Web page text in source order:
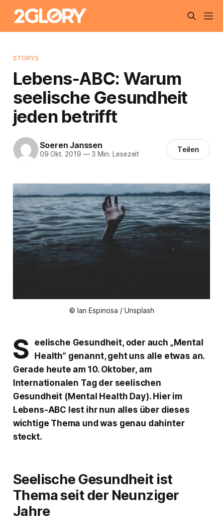
STORYS
Lebens-ABC: Warum
seelische Gesundheit
jeden betrifft
Soeren Janssen
09 Okt. 2019 —3 Min. Lesezeit Teilen
© Ian Espinosa / Unsplash
S
eelische Gesundheit, oder auch „Mental
Health” genannt, geht uns alle etwas an.
Gerade heute am 10. Oktober, am
Internationalen Tag der seelischen
Gesundheit (Mental Health Day). Hier im
Lebens-ABC lest ihr nun alles über dieses
wichtige Thema und was genau dahinter
steckt.
Seelische Gesundheit ist
Thema seit der Neunziger
Jahre